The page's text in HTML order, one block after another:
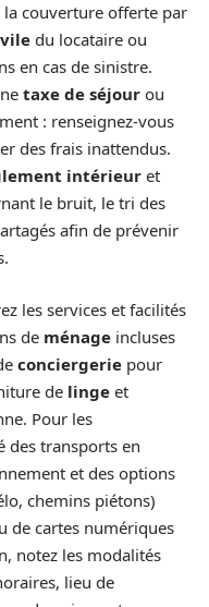
la couverture offerte par
du locataire ou
en cas de sinistre.
taxe de séjour ou
: renseignez‑vous
des frais inattendus.
intérieur et
le bruit, le tri des
afin de prévenir
les services et facilités
de ménage incluses
conciergerie pour
de linge et
Pour les
des transports en
et des options
chemins piétons)
de cartes numériques
notez les modalités
lieu de